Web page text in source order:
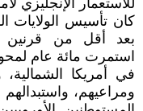
للاستعمار الإنجليزي
كان تأسيس الولايات
بعد أقل من قرنين
استمرت مائة عام
في أمريكا الشمالية،
ومراعيهم،